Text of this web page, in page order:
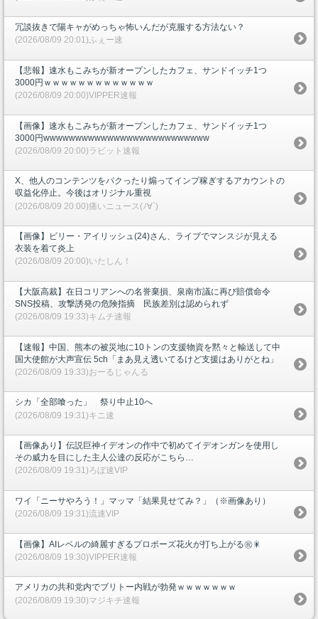
冗談抜きで陽キャがめっちゃ怖いんだが克服する方法ない？
(2026/08/09 20:01)ふぇー速
【悲報】速水もこみちが新オープンしたカフェ、サンドイッチ1つ
3000円ｗｗｗｗｗｗｗｗｗｗｗｗｗ
(2026/08/09 20:00)VIPPER速報
【画像】速水もこみちが新オープンしたカフェ、サンドイッチ1つ
3000円wwwwwwwwwwwwwwwwwwwwwwwwww
(2026/08/09 20:00)ラビット速報
X、他人のコンテンツをパクったり煽ってインプ稼ぎするアカウントの
収益化停止。今後はオリジナル重視
(2026/08/09 20:00)痛いニュース(ﾉ∀`)
【画像】ビリー・アイリッシュ(24)さん、ライブでマンスジが見える
衣装を着て炎上
(2026/08/09 20:00)いたしん！
【大阪高裁】在日コリアンへの名誉棄損、泉南市議に再び賠償命令
SNS投稿、攻撃誘発の危険指摘 民族差別は認められず
(2026/08/09 19:33)キムチ速報
【速報】中国、熊本の被災地に10トンの支援物資を黙々と輸送して中
国大使館が大声宣伝 5ch「まあ見え透いてるけど支援はありがとね」
(2026/08/09 19:33)おーるじゃんる
シカ「全部喰った」 祭り中止10へ
(2026/08/09 19:31)キニ速
【画像あり】伝説巨神イデオンの作中で初めてイデオンガンを使用し
その威力を目にした主人公達の反応がこちら…
(2026/08/09 19:31)ろぼ速VIP
ワイ「ニーサやろう！」マッマ「結果見せてみ？」（※画像あり）
(2026/08/09 19:31)流速VIP
【画像】AIレベルの綺麗すぎるプロポーズ花火が打ち上がる㊗🎇
(2026/08/09 19:30)VIPPER速報
アメリカの共和党内でブリトー内戦が勃発ｗｗｗｗｗｗｗ
(2026/08/09 19:30)マジキチ速報